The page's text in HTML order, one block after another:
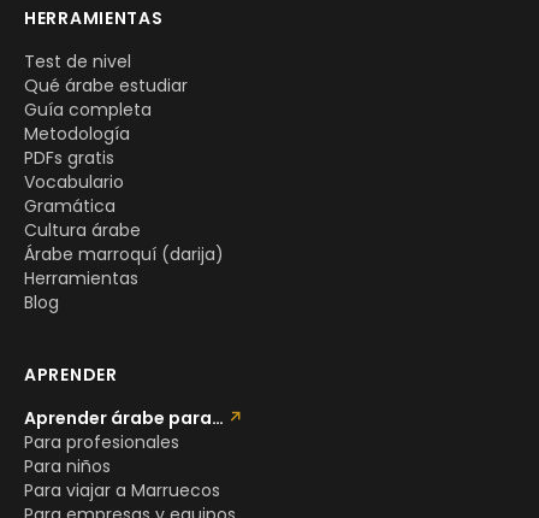
HERRAMIENTAS
Test de nivel
Qué árabe estudiar
Guía completa
Metodología
PDFs gratis
Vocabulario
Gramática
Cultura árabe
Árabe marroquí (darija)
Herramientas
Blog
APRENDER
Aprender árabe para… ↗
Para profesionales
Para niños
Para viajar a Marruecos